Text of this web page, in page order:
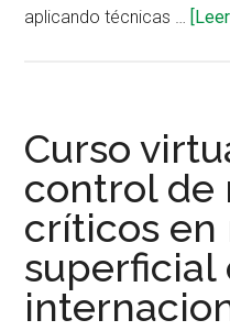
aplicando técnicas …
Curso
control de
críticos en
superficial